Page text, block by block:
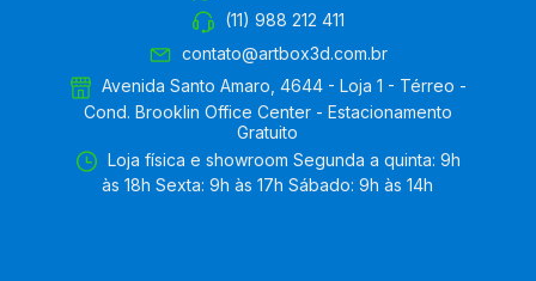
(11) 988 212 411
contato@artbox3d.com.br
Avenida Santo Amaro, 4644 - Loja 1 - Térreo -
Cond. Brooklin Office Center - Estacionamento
Gratuito
Loja física e showroom Segunda a quinta: 9h
às 18h Sexta: 9h às 17h Sábado: 9h às 14h